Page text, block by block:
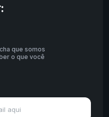
que somos
o que você